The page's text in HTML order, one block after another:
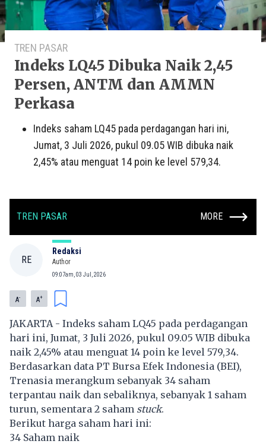
TREN PASAR
Indeks LQ45 Dibuka Naik 2,45
Persen, ANTM dan AMMN
Perkasa
Indeks saham LQ45 pada perdagangan hari ini,
Jumat, 3 Juli 2026, pukul 09.05 WIB dibuka naik
2,45% atau menguat 14 poin ke level 579,34.
TREN PASAR MORE
RE
Redaksi
Author
09:07am, 03 Jul, 2026
A- A+
JAKARTA - Indeks saham LQ45 pada perdagangan
hari ini, Jumat, 3 Juli 2026, pukul 09.05 WIB dibuka
naik 2,45% atau menguat 14 poin ke level 579,34.
Berdasarkan data PT Bursa Efek Indonesia (BEI),
Trenasia merangkum sebanyak 34 saham
terpantau naik dan sebaliknya, sebanyak 1 saham
turun, sementara 2 saham stuck.
Berikut harga saham hari ini:
34 Saham naik